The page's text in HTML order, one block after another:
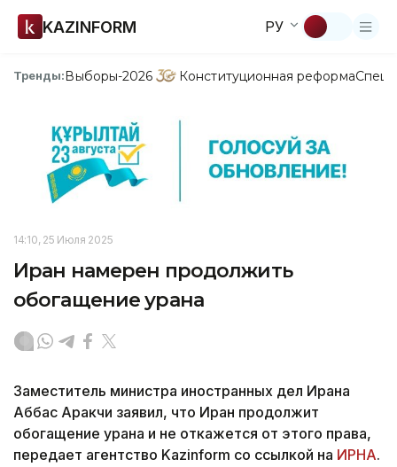
KAZINFORM РУ
Тренды:Выборы-2026 Конституционная реформа
14:10, 25 Июля 2025
Иран намерен продолжить
обогащение урана
Заместитель министра иностранных дел Ирана
Аббас Аракчи заявил, что Иран продолжит
обогащение урана и не откажется от этого права,
передает агентство Kazinform со ссылкой на ИРНА.